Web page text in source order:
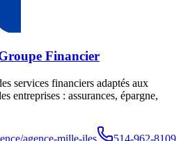
Financier
services financiers adaptés aux
entreprises : assurances, épargne,
agence-mille-iles
514-962-8109